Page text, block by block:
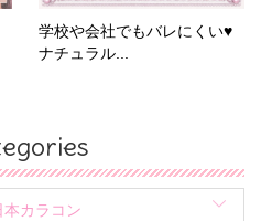
学校や会社でもバレにくい♥
ナチュラル...
本カラコン